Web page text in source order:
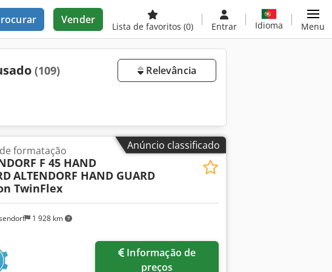
Vender
Lista de favoritos (0) Entrar Idioma Menu
(109) Relevância
Anúncio classificado
1 928 km
formatação
F 45 HAND
ALTENDORF HAND GUARD
TwinFlex
preços